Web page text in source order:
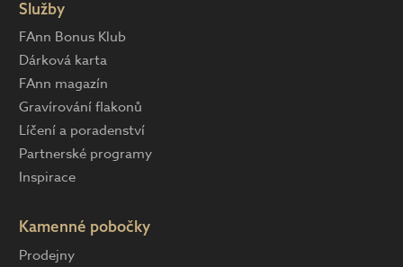
Služby
FAnn Bonus Klub
Dárková karta
FAnn magazín
Gravírování flakonů
Líčení a poradenství
Partnerské programy
Inspirace
Kamenné pobočky
Prodejny